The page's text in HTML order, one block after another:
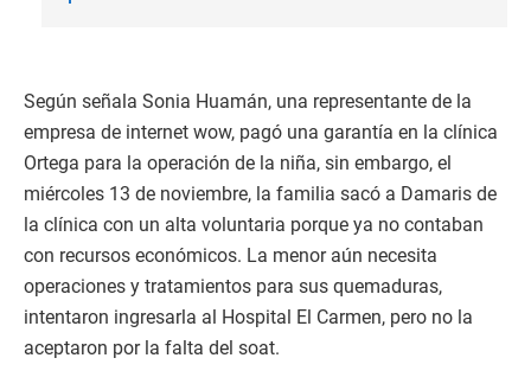
Según señala Sonia Huamán, una representante de la
empresa de internet wow, pagó una garantía en la clínica
Ortega para la operación de la niña, sin embargo, el
miércoles 13 de noviembre, la familia sacó a Damaris de
la clínica con un alta voluntaria porque ya no contaban
con recursos económicos. La menor aún necesita
operaciones y tratamientos para sus quemaduras,
intentaron ingresarla al Hospital El Carmen, pero no la
aceptaron por la falta del soat.